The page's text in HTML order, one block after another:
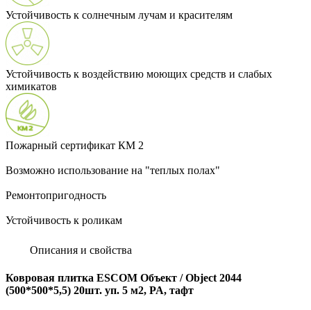
Устойчивость к солнечным лучам и красителям
Устойчивость к воздействию моющих средств и слабых
химикатов
Пожарный сертификат КМ 2
Возможно использование на "теплых полах"
Ремонтопригодность
Устойчивость к роликам
Описания и свойства
Ковровая плитка ESCOM Объект / Object 2044
(500*500*5,5) 20шт. уп. 5 м2, PA, тафт